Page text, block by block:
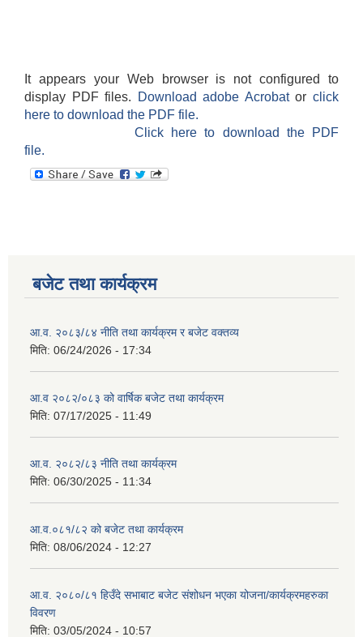
It appears your Web browser is not configured to
display PDF files.
Download adobe Acrobatorclick
here to download the PDF file.
Click here to download the PDF
file.
बजेट तथा कार्यक्रम
आ.व. २०८३/८४ नीति तथा कार्यक्रम र बजेट वक्तव्य
मिति: 06/24/2026 - 17:34
आ.व २०८२/०८३ को वार्षिक बजेट तथा कार्यक्रम
मिति: 07/17/2025 - 11:49
आ.व. २०८२/८३ नीति तथा कार्यक्रम
मिति: 06/30/2025 - 11:34
आ.व.०८१/८२ को बजेट तथा कार्यक्रम
मिति: 08/06/2024 - 12:27
आ.व. २०८०/८१ हिउँदे सभाबाट बजेट संशोधन भएका योजना/कार्यक्रमहरुका
विवरण
मिति: 03/05/2024 - 10:57